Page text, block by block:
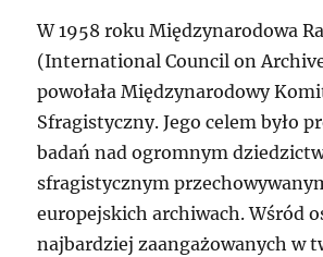
W 1958 roku Międzynarodowa
(International Council on
powołała Międzynarodowy
Sfragistyczny. Jego celem było
badań nad ogromnym
sfragistycznym
europejskich archiwach. Wśród
najbardziej zaangażowanych w